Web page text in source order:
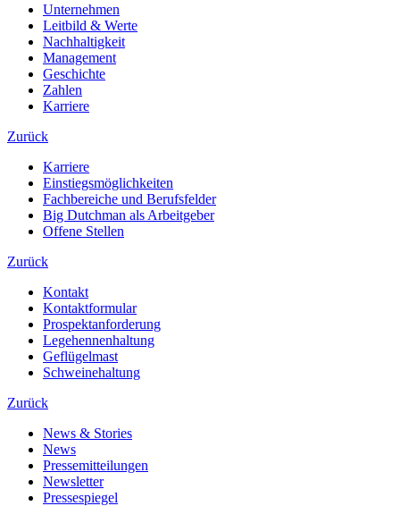
Unternehmen
Leitbild & Werte
Nachhaltigkeit
Management
Geschichte
Zahlen
Karriere
Zurück
Karriere
Einstiegsmöglichkeiten
Fachbereiche und Berufsfelder
Big Dutchman als Arbeitgeber
Offene Stellen
Zurück
Kontakt
Kontaktformular
Prospektanforderung
Legehennenhaltung
Geflügelmast
Schweinehaltung
Zurück
News & Stories
News
Pressemitteilungen
Newsletter
Pressespiegel